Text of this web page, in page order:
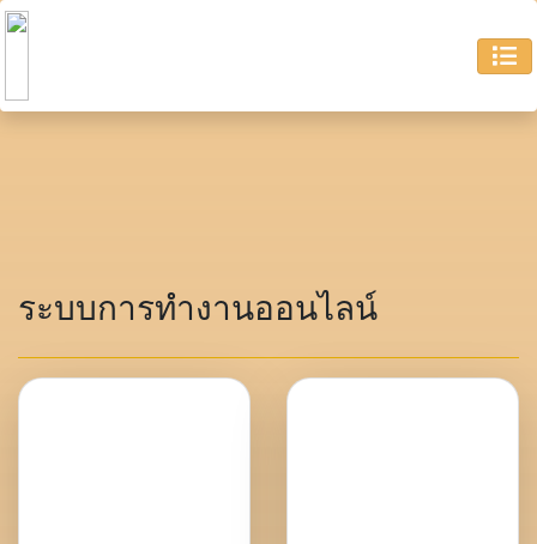
ระบบการทำงานออนไลน์